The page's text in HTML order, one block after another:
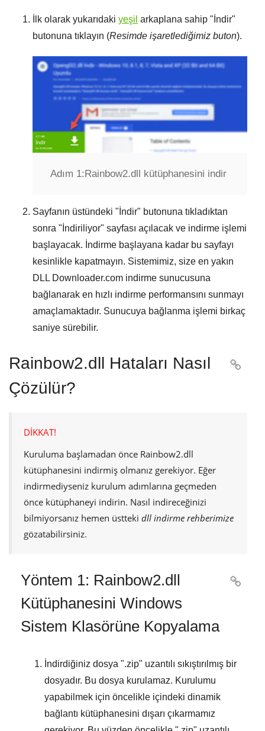
İlk olarak yukarıdaki yeşil arkaplana sahip " İndir"
butonuna tıklayın (Resimde işaretlediğimiz buton).
Adım 1: Rainbow2.dll kütüphanesini indir
Sayfanın üstündeki " İndir" butonuna tıkladıktan
sonra " İndiriliyor" sayfası açılacak ve indirme işlemi
başlayacak. İndirme başlayana kadar bu sayfayı
kesinlikle kapatmayın. Sistemimiz, size en yakın
DLL Downloader.com indirme sunucusuna
bağlanarak en hızlı indirme performansını sunmayı
amaçlamaktadır. Sunucuya bağlanma işlemi birkaç
saniye sürebilir.
Rainbow2.dll Hataları Nasıl
Çözülür?

DİKKAT!
Kuruluma başlamadan önce Rainbow2.dll
kütüphanesini indirmiş olmanız gerekiyor. Eğer
indirmediyseniz kurulum adımlarına geçmeden
önce kütüphaneyi indirin. Nasıl indireceğinizi
bilmiyorsanız hemen üstteki dll indirme rehberimize
gözatabilirsiniz.
Yöntem 1: Rainbow2.dll
Kütüphanesini Windows
Sistem Klasörüne Kopyalama

İndirdiğiniz dosya ".zip" uzantılı sıkıştırılmış bir
dosyadır. Bu dosya kurulamaz. Kurulumu
yapabilmek için öncelikle içindeki dinamik
bağlantı kütüphanesini dışarı çıkarmamız